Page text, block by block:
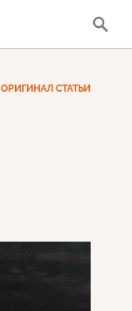
ОРИГИНАЛ СТАТЬИ